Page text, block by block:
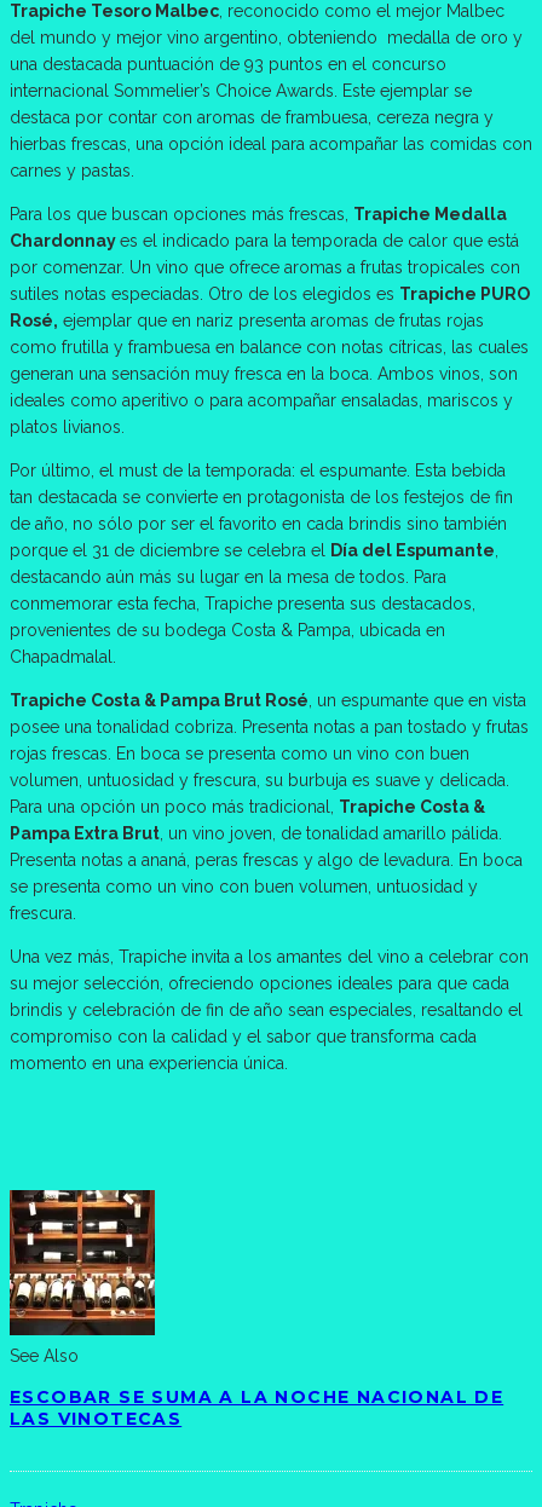
Trapiche Tesoro Malbec, reconocido como el mejor Malbec
del mundo y mejor vino argentino, obteniendo medalla de oro y
una destacada puntuación de 93 puntos en el concurso
internacional Sommelier’s Choice Awards. Este ejemplar se
destaca por contar con aromas de frambuesa, cereza negra y
hierbas frescas, una opción ideal para acompañar las comidas con
carnes y pastas.
Para los que buscan opciones más frescas, Trapiche Medalla
Chardonnayes el indicado para la temporada de calor que está
por comenzar. Un vino que ofrece aromas a frutas tropicales con
sutiles notas especiadas. Otro de los elegidos es Trapiche PURO
Rosé, ejemplar que en nariz presenta aromas de frutas rojas
como frutilla y frambuesa en balance con notas cítricas, las cuales
generan una sensación muy fresca en la boca. Ambos vinos, son
ideales como aperitivo o para acompañar ensaladas, mariscos y
platos livianos.
Por último, el must de la temporada: el espumante. Esta bebida
tan destacada se convierte en protagonista de los festejos de fin
de año, no sólo por ser el favorito en cada brindis sino también
porque el 31 de diciembre se celebra el Día del Espumante,
destacando aún más su lugar en la mesa de todos. Para
conmemorar esta fecha, Trapiche presenta sus destacados,
provenientes de su bodega Costa & Pampa, ubicada en
Chapadmalal.
Trapiche Costa & Pampa Brut Rosé, un espumante que en vista
posee una tonalidad cobriza. Presenta notas a pan tostado y frutas
rojas frescas. En boca se presenta como un vino con buen
volumen, untuosidad y frescura, su burbuja es suave y delicada.
Para una opción un poco más tradicional, Trapiche Costa &
Pampa Extra Brut, un vino joven, de tonalidad amarillo pálida.
Presenta notas a ananá, peras frescas y algo de levadura. En boca
se presenta como un vino con buen volumen, untuosidad y
frescura.
Una vez más, Trapiche invita a los amantes del vino a celebrar con
su mejor selección, ofreciendo opciones ideales para que cada
brindis y celebración de fin de año sean especiales, resaltando el
compromiso con la calidad y el sabor que transforma cada
momento en una experiencia única.
See Also
ESCOBAR SE SUMA A LA NOCHE NACIONAL DE
LAS VINOTECAS